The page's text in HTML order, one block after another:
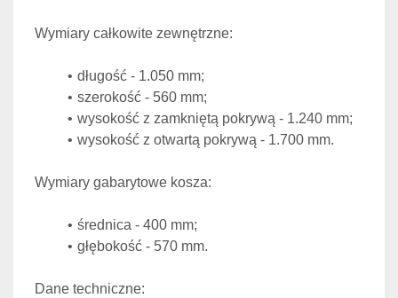
Wymiary całkowite zewnętrzne:
długość - 1.050 mm;
szerokość - 560 mm;
wysokość z zamkniętą pokrywą - 1.240 mm;
wysokość z otwartą pokrywą - 1.700 mm.
Wymiary gabarytowe kosza:
średnica - 400 mm;
głębokość - 570 mm.
Dane techniczne: